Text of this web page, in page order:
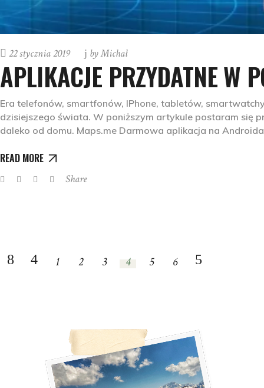
22 stycznia 2019 byMichał
APLIKACJE PRZYDATNE W
Era telefonów, smartfonów, IPhone, tabletów,
dzisiejszego świata. W poniższym artykule postaram się
daleko od domu. Maps.me Darmowa aplikacja na
READ MORE
Share
1 2 3 4 5 6